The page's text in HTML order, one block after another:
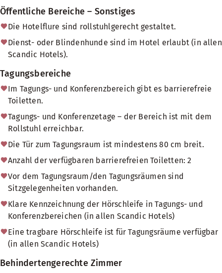
Öffentliche Bereiche – Sonstiges
Die Hotelflure sind rollstuhlgerecht gestaltet.
Dienst- oder Blindenhunde sind im Hotel erlaubt (in allen
Scandic Hotels).
Tagungsbereiche
Im Tagungs- und Konferenzbereich gibt es barrierefreie
Toiletten.
Tagungs- und Konferenzetage – der Bereich ist mit dem
Rollstuhl erreichbar.
Die Tür zum Tagungsraum ist mindestens 80 cm breit.
Anzahl der verfügbaren barrierefreien Toiletten: 2
Vor dem Tagungsraum/den Tagungsräumen sind
Sitzgelegenheiten vorhanden.
Klare Kennzeichnung der Hörschleife in Tagungs- und
Konferenzbereichen (in allen Scandic Hotels)
Eine tragbare Hörschleife ist für Tagungsräume verfügbar
(in allen Scandic Hotels)
Behindertengerechte Zimmer